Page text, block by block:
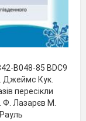
B048-85 BDC9
Джеймс Кук.
пересікли
Ф. Лазарєв М.